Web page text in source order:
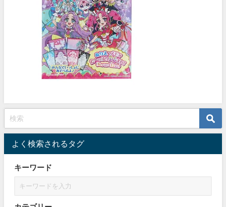
よく検索されるタグ
キーワード